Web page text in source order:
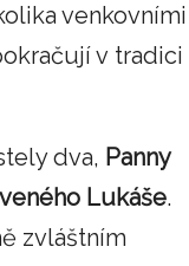
venkovními
v tradici
dva, Panny
Lukáše.
zvláštním